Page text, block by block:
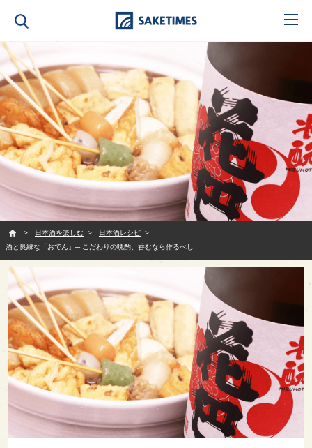
日本酒を楽しむ
日本酒レシピ
酒と良縁な「おでん」─ こだわりの晩酌、呑むなら作るべし